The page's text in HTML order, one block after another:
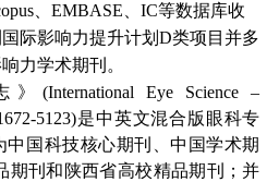
、 EMBASE IC等数据库收
际影响力提升计划 D类项目并多
力学术期刊。
(International Eye Science –
5123)是中英文混合版眼科专
中国科技核心期刊、中国学术期
期刊和陕西省高校精品期刊；并